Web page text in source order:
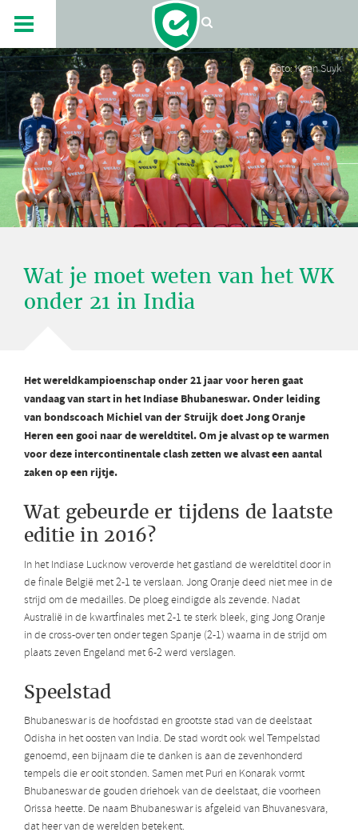
Foto: Koen Suyk
Wat je moet weten van het WK
onder 21 in India
Het wereldkampioenschap onder 21 jaar voor heren gaat
vandaag van start in het Indiase Bhubaneswar. Onder leiding
van bondscoach Michiel van der Struijk doet Jong Oranje
Heren een gooi naar de wereldtitel. Om je alvast op te warmen
voor deze intercontinentale clash zetten we alvast een aantal
zaken op een rijtje.
Wat gebeurde er tijdens de laatste
editie in 2016?
In het Indiase Lucknow veroverde het gastland de wereldtitel door in
de finale België met 2-1 te verslaan. Jong Oranje deed niet mee in de
strijd om de medailles. De ploeg eindigde als zevende. Nadat
Australië in de kwartfinales met 2-1 te sterk bleek, ging Jong Oranje
in de cross-over ten onder tegen Spanje (2-1) waarna in de strijd om
plaats zeven Engeland met 6-2 werd verslagen.
Speelstad
Bhubaneswar is de hoofdstad en grootste stad van de deelstaat
Odisha in het oosten van India. De stad wordt ook wel Tempelstad
genoemd, een bijnaam die te danken is aan de zevenhonderd
tempels die er ooit stonden. Samen met Puri en Konarak vormt
Bhubaneswar de gouden driehoek van de deelstaat, die voorheen
Orissa heette. De naam Bhubaneswar is afgeleid van Bhuvanesvara,
dat heer van de werelden betekent.